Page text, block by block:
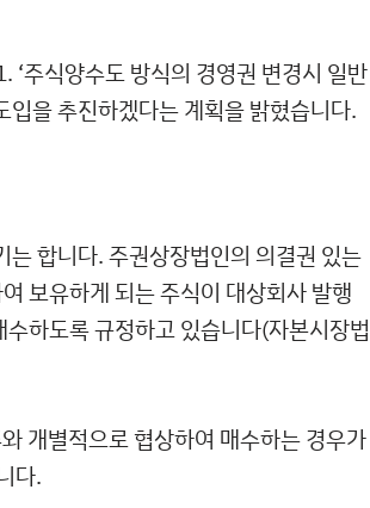
주식양수도 방식의 경영권 변경시 일반
을 추진하겠다는 계획을 밝혔습니다.
합니다. 주권상장법인의 의결권 있는
보유하게 되는 주식이 대상회사 발행
하도록 규정하고 있습니다(자본시장법
개별적으로 협상하여 매수하는 경우가
다.